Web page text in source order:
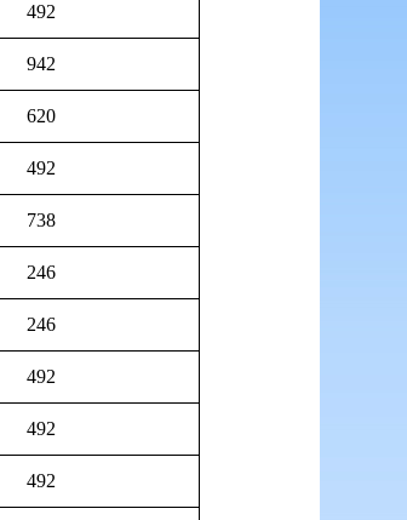
492
942
620
492
738
246
246
492
492
492